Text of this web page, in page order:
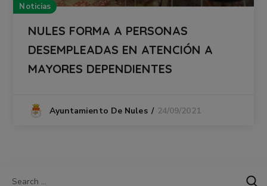
Noticias
NULES FORMA A PERSONAS
DESEMPLEADAS EN ATENCIÓN A
MAYORES DEPENDIENTES
Ayuntamiento De Nules 24/09/2021